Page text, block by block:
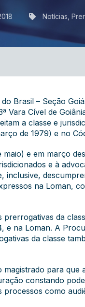
Notícias
Brasil – Seção
Vara Cível de
a classe e
de 1979) e no
e em março
e à
na Loman,
da
e na Loman. A
da classe
para
constando
como